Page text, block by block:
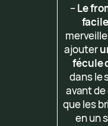
–Le
ajouter
fécule
dans le
avant
que les
en un